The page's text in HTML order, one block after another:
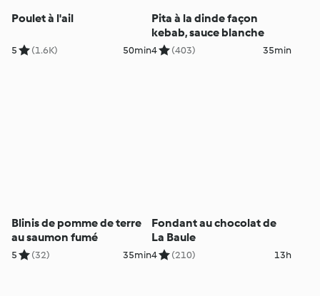
Poulet à l'ail
5 (1.6K) 50min
Pita à la dinde façon
kebab, sauce blanche
4 (403) 35min
Blinis de pomme de terre
au saumon fumé
5 (32) 35min
Fondant au chocolat de
La Baule
4 (210) 13h